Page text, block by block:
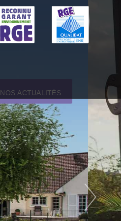
NOS ACTUALITÉS